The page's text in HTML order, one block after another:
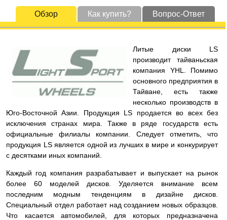
Обзор Как купить? Вопрос-Ответ
Литые диски LS
производит тайваньская
компания YHL. Помимо
основного предприятия в
Тайване, есть также
несколько производств в
Юго-Восточной Азии. Продукция LS продается во всех без
исключения странах мира. Также в ряде государств есть
официальные филиалы компании. Следует отметить, что
продукция LS является одной из лучших в мире и конкурирует
с десятками иных компаний.
Каждый год компания разрабатывает и выпускает на рынок
более 60 моделей дисков. Уделяется внимание всем
последним модным тенденциям в дизайне дисков.
Специальный отдел работает над созданием новых образцов.
Что касается автомобилей, для которых предназначена